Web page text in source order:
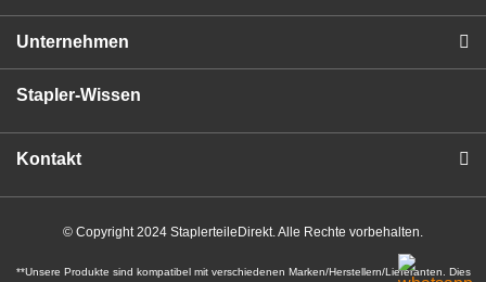
Unternehmen
Stapler-Wissen
Kontakt
© Copyright 2024 StaplerteileDirekt. Alle Rechte vorbehalten.
**Unsere Produkte sind kompatibel mit verschiedenen Marken/Herstellern/Lieferanten. Dies